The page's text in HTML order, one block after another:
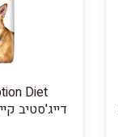
Diet